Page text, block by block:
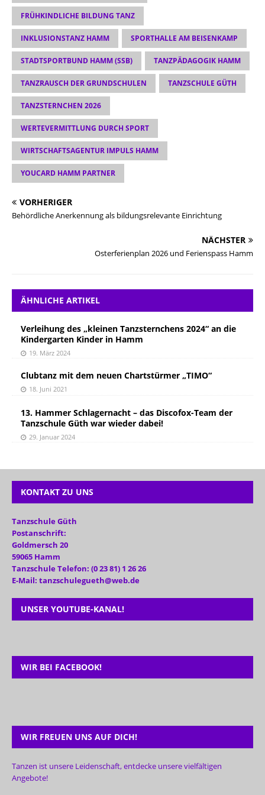
FRÜHKINDLICHE BILDUNG TANZ
INKLUSIONSTANZ HAMM SPORTHALLE AM BEISENKAMP
STADTSPORTBUND HAMM (SSB) TANZPÄDAGOGIK HAMM
TANZRAUSCH DER GRUNDSCHULEN TANZSCHULE GÜTH
TANZSTERNCHEN 2026
WERTEVERMITTLUNG DURCH SPORT
WIRTSCHAFTSAGENTUR IMPULS HAMM
YOUCARD HAMM PARTNER
VORHERIGER
Behördliche Anerkennung als bildungsrelevante Einrichtung
NÄCHSTER
Osterferienplan 2026 und Ferienspass Hamm
ÄHNLICHE ARTIKEL
Verleihung des „kleinen Tanzsternchens 2024“ an die
Kindergarten Kinder in Hamm
19. März 2024
Clubtanz mit dem neuen Chartstürmer „TIMO“
18. Juni 2021
13. Hammer Schlagernacht – das Discofox-Team der
Tanzschule Güth war wieder dabei!
29. Januar 2024
KONTAKT ZU UNS
Tanzschule Güth
Postanschrift:
Goldmersch 20
59065 Hamm
Tanzschule Telefon: (0 23 81) 1 26 26
E-Mail: tanzschulegueth@web.de
UNSER YOUTUBE-KANAL!
WIR BEI FACEBOOK!
WIR FREUEN UNS AUF DICH!
Tanzen ist unsere Leidenschaft, entdecke unsere vielfältigen
Angebote!